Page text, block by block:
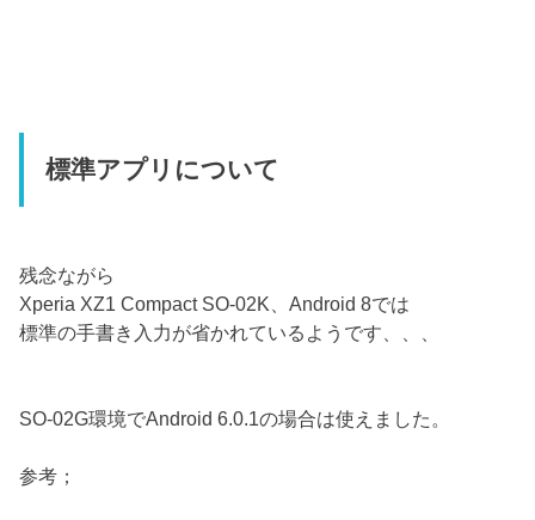
標準アプリについて
残念ながら
Xperia XZ1 Compact SO-02K、Android 8では
標準の手書き入力が省かれているようです、、、
SO-02G環境でAndroid 6.0.1の場合は使えました。
参考；